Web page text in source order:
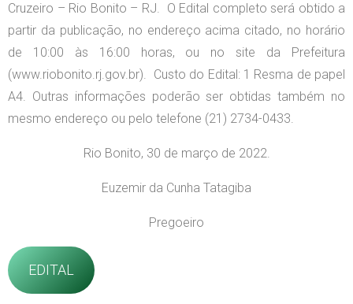
Cruzeiro – Rio Bonito – RJ. O Edital completo será obtido a
partir da publicação, no endereço acima citado, no horário
de 10:00 às 16:00 horas, ou no site da Prefeitura
(www.riobonito.rj.gov.br). Custo do Edital: 1 Resma de papel
A4. Outras informações poderão ser obtidas também no
mesmo endereço ou pelo telefone (21) 2734-0433.
Rio Bonito, 30 de março de 2022.
Euzemir da Cunha Tatagiba
Pregoeiro
EDITAL